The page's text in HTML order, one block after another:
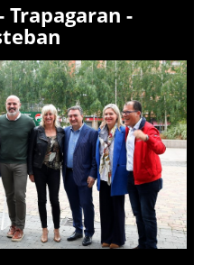
Trapagaran -